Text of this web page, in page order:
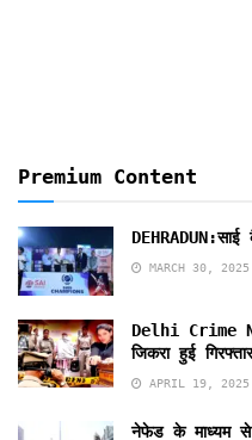
Premium Content
MARCH 30, 2025
Delhi Crime
जिकरा हुई गिरफ्तार
APRIL 19, 2025
नेफेड के माध्यम